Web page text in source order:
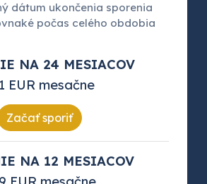
dátum ukončenia sporenia
počas celého obdobia
NA 24 MESIACOV
EUR mesačne
Začať sporiť
NA 12 MESIACOV